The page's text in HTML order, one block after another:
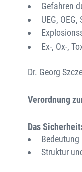
Gefahren
UEG,
Ex-, Ox-,
Dr. Georg
Verordnung
Das
Struktur